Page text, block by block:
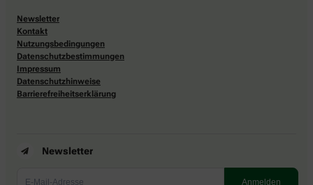
Newsletter
Kontakt
Nutzungsbedingungen
Datenschutzbestimmungen
Impressum
Datenschutzhinweise
Barrierefreiheitserklärung
Newsletter